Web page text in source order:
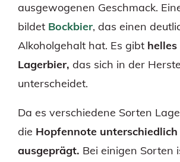
ausgewogenen Geschmack.
bildet Bockbier, das einen
Alkoholgehalt hat. Es gibt
Lagerbier, das sich in der
unterscheidet.
Da es verschiedene Sorten
die Hopfennote
ausgeprägt. Bei einigen Sorten